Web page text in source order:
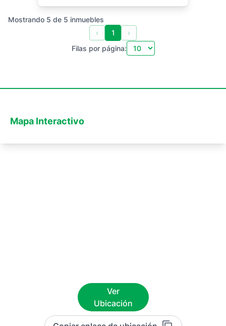
Mostrando 5 de 5 inmuebles
‹
1
›
Filas por página:
Mapa Interactivo
Ver
Ubicación